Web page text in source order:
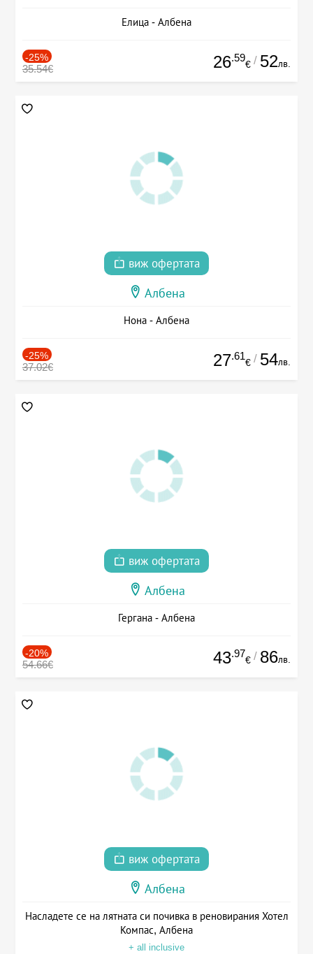
Елица - Албена
-25%
35.54€ 26.59
€ / 52лв.
виж офертата
Албена
Нона - Албена
-25%
37.02€ 27.61
€ / 54лв.
виж офертата
Албена
Гергана - Албена
-20%
54.66€ 43.97
€ / 86лв.
виж офертата
Албена
Насладете се на лятната си почивка в реновирания Хотел
Компас, Албена
+ all inclusive